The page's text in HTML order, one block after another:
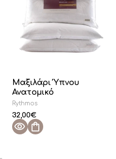
Μαξιλάρι Ύπνου
Ανατομικό
Rythmos
32,00€